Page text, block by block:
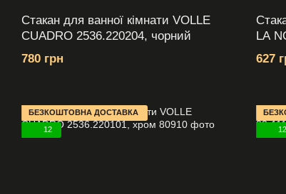
Стакан для ванної кімнати VOLLE
CUADRO 2536.220204, чорний
780 грн
LA
627
БЕЗКОШТОВНА ДОСТАВКА
12
12